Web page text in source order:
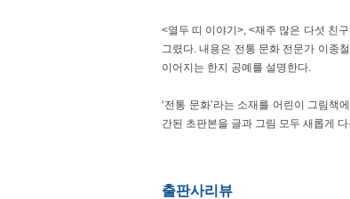
<열두 띠 이야기>, <재주 많은 다섯 친
그렸다. 내용은 전통 문화 전문가 이종
이어지는 한지 공예를 설명한다.
‘전통 문화’라는 소재를 어린이 그림
간된 초판본을 글과 그림 모두 새롭게
출판사리뷰